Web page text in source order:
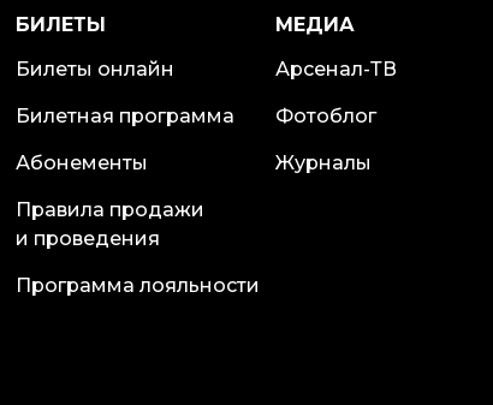
БИЛЕТЫ
Билеты онлайн
Билетная программа
Абонементы
Правила продажи
и проведения
Программа лояльности
МЕДИА
Арсенал-ТВ
Фотоблог
Журналы